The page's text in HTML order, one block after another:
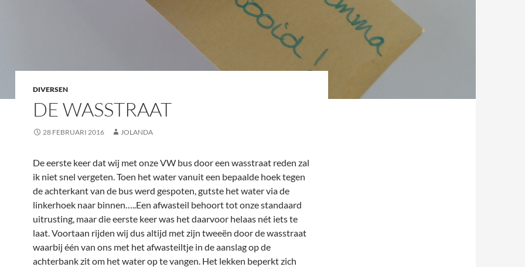
DIVERSEN
DE WASSTRAAT
28 FEBRUARI 2016 JOLANDA
De eerste keer dat wij met onze VW bus door een wasstraat reden zal
ik niet snel vergeten. Toen het water vanuit een bepaalde hoek tegen
de achterkant van de bus werd gespoten, gutste het water via de
linkerhoek naar binnen…..Een afwasteil behoort tot onze standaard
uitrusting, maar die eerste keer was het daarvoor helaas nét iets te
laat. Voortaan rijden wij dus altijd met zijn tweeën door de wasstraat
waarbij één van ons met het afwasteiltje in de aanslag op de
achterbank zit om het water op te vangen. Het lekken beperkt zich